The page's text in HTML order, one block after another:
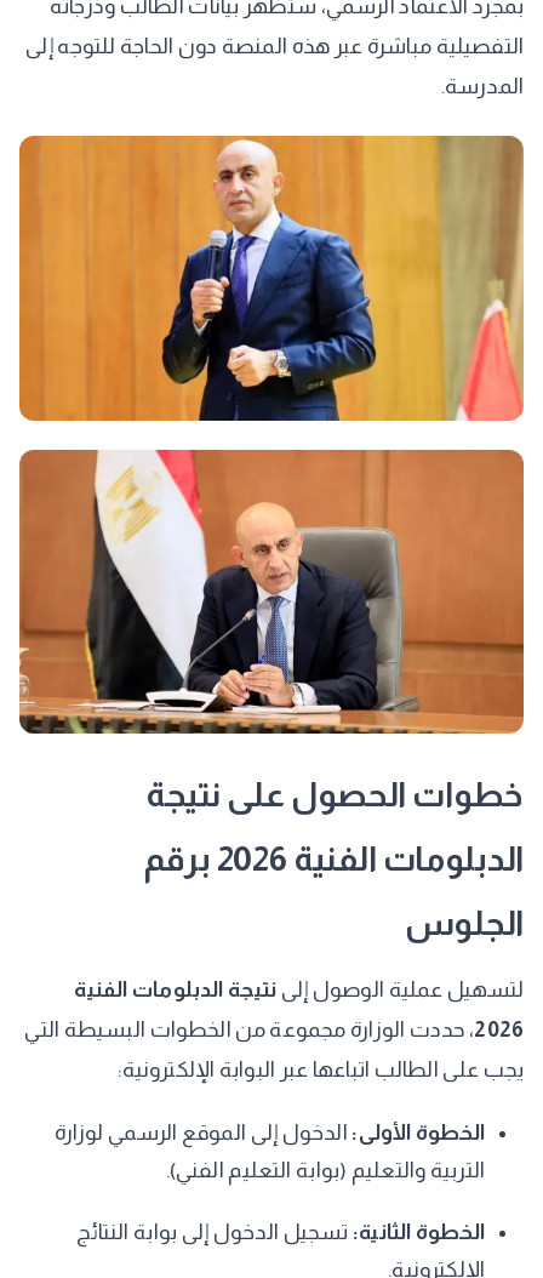
​بمجرد الاعتماد الرسمي، ستظهر بيانات الطالب ودرجاته
التفصيلية مباشرة عبر هذه المنصة دون الحاجة للتوجه إلى
المدرسة.
​خطوات الحصول على نتيجة
الدبلومات الفنية 2026 برقم
الجلوس
​لتسهيل عملية الوصول إلى نتيجة الدبلومات الفنية
2026، حددت الوزارة مجموعة من الخطوات البسيطة التي
يجب على الطالب اتباعها عبر البوابة الإلكترونية:
الخطوة الأولى: الدخول إلى الموقع الرسمي لوزارة
التربية والتعليم (بوابة التعليم الفني).
الخطوة الثانية: تسجيل الدخول إلى بوابة النتائج
الإلكترونية.